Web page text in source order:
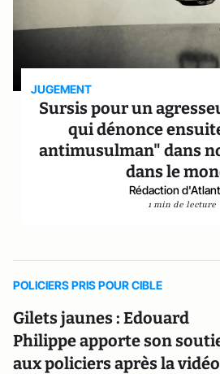
JUGEMENT
Sursis pour un
qui dénonce
antimusulman" dans
dans le
Rédaction
1 min de lecture
POLICIERS PRIS POUR CIBLE
Gilets jaunes : Edouard
Philippe apporte son
aux policiers après la vidéo